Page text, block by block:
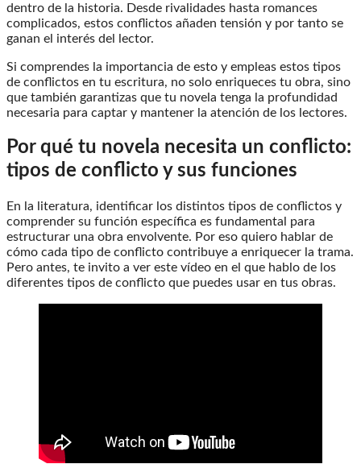
dentro de la historia. Desde rivalidades hasta romances
complicados, estos conflictos añaden tensión y por tanto se
ganan el interés del lector.
Si comprendes la importancia de esto y empleas estos tipos
de conflictos en tu escritura, no solo enriqueces tu obra, sino
que también garantizas que tu novela tenga la profundidad
necesaria para captar y mantener la atención de los lectores.
Por qué tu novela necesita un conflicto:
tipos de conflicto y sus funciones
En la literatura, identificar los distintos tipos de conflictos y
comprender su función específica es fundamental para
estructurar una obra envolvente. Por eso quiero hablar de
cómo cada tipo de conflicto contribuye a enriquecer la trama.
Pero antes, te invito a ver este vídeo en el que hablo de los
diferentes tipos de conflicto que puedes usar en tus obras.